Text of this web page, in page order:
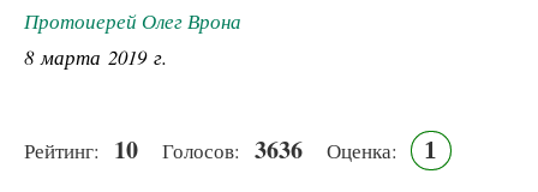
Протоиерей Олег Врона
8 марта 2019 г.
Рейтинг: 10 Голосов: 3636 Оценка: 1